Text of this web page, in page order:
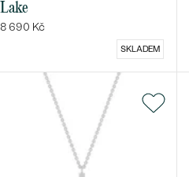
Lake
8 690 Kč
SKLADEM